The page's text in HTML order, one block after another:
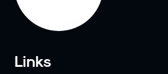
Links